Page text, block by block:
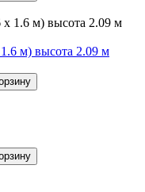
м) высота 2.09 м